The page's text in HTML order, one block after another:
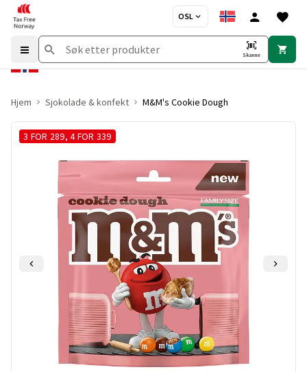
OSL
Skanne
Hjem Sjokolade & konfekt M&M's Cookie Dough
3 FOR 289, 4 FOR 339